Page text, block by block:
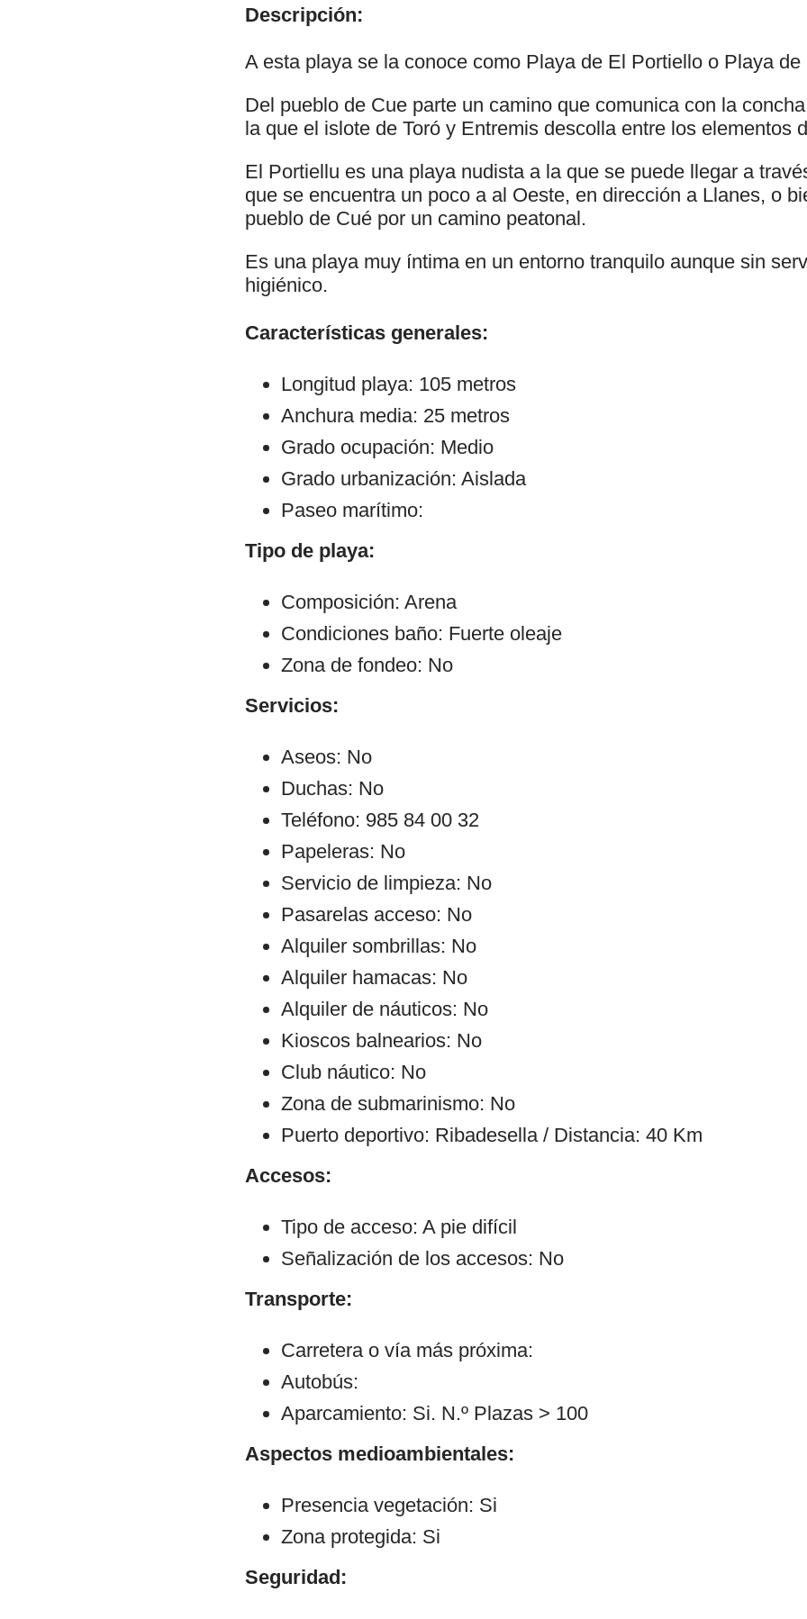
Descripción:
A esta playa se la conoce como Playa de El Portiello o Playa de
Del pueblo de Cue parte un camino que comunica con la
la que el islote de Toró y Entremis descolla entre los elementos
El Portiellu es una playa nudista a la que se puede llegar a
que se encuentra un poco a al Oeste, en dirección a Llanes, o
pueblo de Cué por un camino peatonal.
Es una playa muy íntima en un entorno tranquilo aunque sin
higiénico.
Características generales:
Longitud playa: 105 metros
Anchura media: 25 metros
Grado ocupación: Medio
Grado urbanización: Aislada
Paseo marítimo:
Tipo de playa:
Composición: Arena
Condiciones baño: Fuerte oleaje
Zona de fondeo: No
Servicios:
Aseos: No
Duchas: No
Teléfono: 985 84 00 32
Papeleras: No
Servicio de limpieza: No
Pasarelas acceso: No
Alquiler sombrillas: No
Alquiler hamacas: No
Alquiler de náuticos: No
Kioscos balnearios: No
Club náutico: No
Zona de submarinismo: No
Puerto deportivo: Ribadesella / Distancia: 40 Km
Accesos:
Tipo de acceso: A pie difícil
Señalización de los accesos: No
Transporte:
Carretera o vía más próxima:
Autobús:
Aparcamiento: Si. N.º Plazas > 100
Aspectos medioambientales:
Presencia vegetación: Si
Zona protegida: Si
Seguridad: